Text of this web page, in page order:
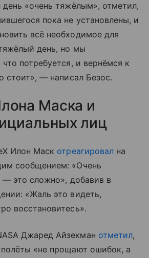
день «очень тяжёлым», отметил,
пока не установлены, и
всё необходимое для
день, но мы
потребуется, и вернёмся к
стоит», — написал Безос.
Маска и
лиц
Илон Маск отреагировална
сообщением: «Очень
— это сложно», добавив в
«Жаль это видеть,
восстановитесь».
Джаред Айзекман отметил,
«не прощают ошибок, а